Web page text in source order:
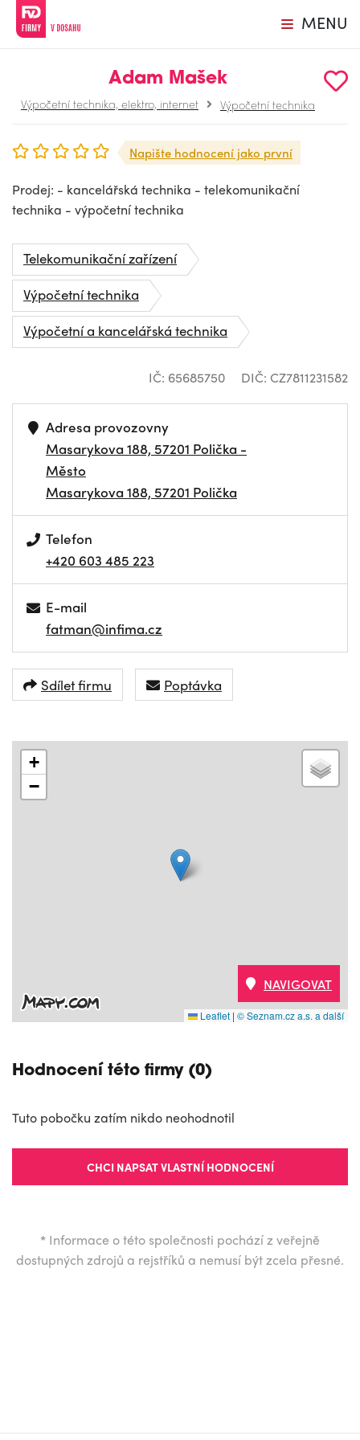
MENU
Adam Mašek
Výpočetní technika, elektro, internet Výpočetní technika
Napište hodnocení jako první
Prodej: - kancelářská technika - telekomunikační
technika - výpočetní technika
Telekomunikační zařízení
Výpočetní technika
Výpočetní a kancelářská technika
IČ: 65685750 DIČ: CZ7811231582
Adresa provozovny
Masarykova 188, 57201 Polička -
Město
Masarykova 188, 57201 Polička
Telefon
+420 603 485 223
E-mail
fatman@infima.cz
Sdílet firmu Poptávka
+
−
Leaflet | © Seznam.cz a.s. a další
NAVIGOVAT
Hodnocení této firmy (0)
Tuto pobočku zatím nikdo neohodnotil
CHCI NAPSAT VLASTNÍ HODNOCENÍ
* Informace o této společnosti pochází z veřejně
dostupných zdrojů a rejstříků a nemusí být zcela přesné.